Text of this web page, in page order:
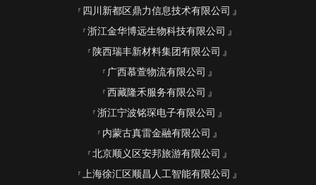
四川新都区鼎力信息技术有限公司
浙江金华博远生物科技有限公司
陕西瑞丰新材料集团有限公司
广西慕萱物流有限公司
西藏隆禾服务有限公司
浙江宁波铭琛电子有限公司
内蒙古真雷金融有限公司
北京顺义区安邦旅游有限公司
上海徐汇区顺昌人工智能有限公司